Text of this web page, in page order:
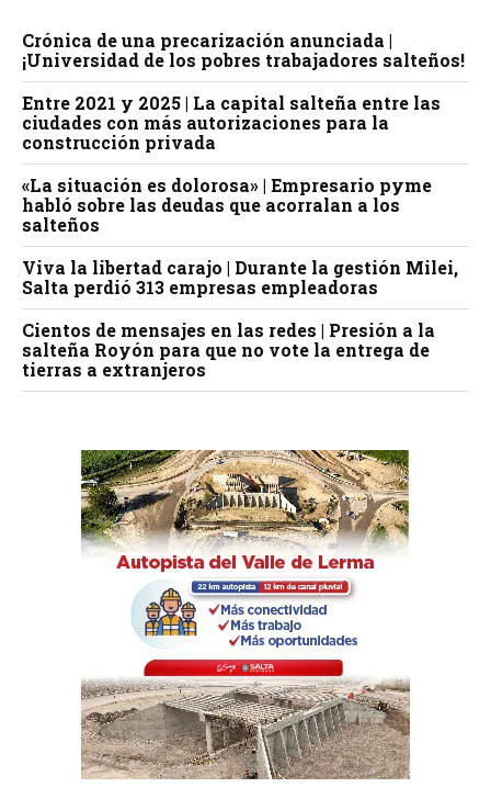
Crónica de una precarización anunciada |
¡Universidad de los pobres trabajadores salteños!
Entre 2021 y 2025 | La capital salteña entre las
ciudades con más autorizaciones para la
construcción privada
«La situación es dolorosa» | Empresario pyme
habló sobre las deudas que acorralan a los
salteños
Viva la libertad carajo | Durante la gestión Milei,
Salta perdió 313 empresas empleadoras
Cientos de mensajes en las redes | Presión a la
salteña Royón para que no vote la entrega de
tierras a extranjeros